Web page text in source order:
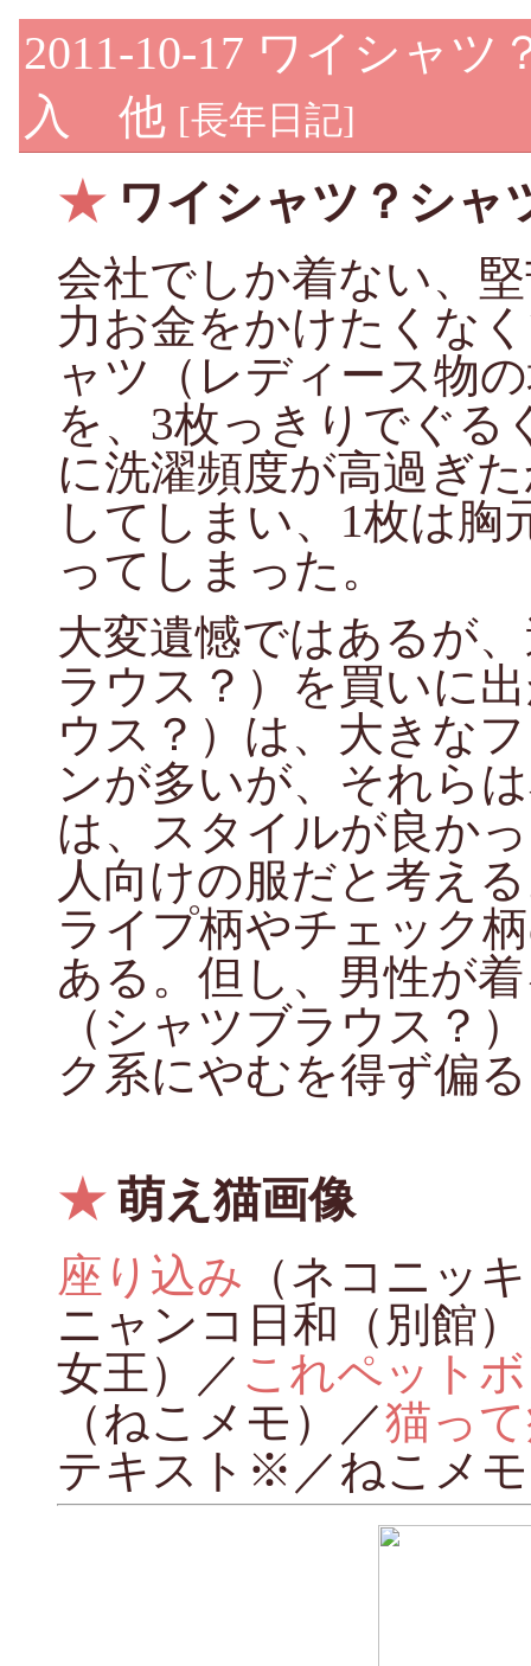
2011-10-17 ワイシャツ
入 他 [長年日記]
★ワイシャツ？シャ
会社でしか着ない、
力お金をかけたくな
ャツ（レディース物
を、3枚っきりでぐる
に洗濯頻度が高過ぎ
してしまい、1枚は
ってしまった。
大変遺憾ではあるが
ラウス？）を買いに
ウス？）は、大きな
ンが多いが、それら
は、スタイルが良か
人向けの服だと考え
ライプ柄やチェック
ある。但し、男性が
（シャツブラウス？
ク系にやむを得ず偏
★萌え猫画像
座り込み （ネコニッ
ニャンコ日和（別館
女王）／ これペット
（ねこメモ）／猫っ
テキスト※／ねこメ